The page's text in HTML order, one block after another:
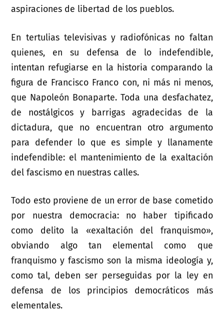
aspiraciones de libertad de los pueblos.
En tertulias televisivas y radiofónicas no faltan
quienes, en su defensa de lo indefendible,
intentan refugiarse en la historia comparando la
figura de Francisco Franco con, ni más ni menos,
que Napoleón Bonaparte. Toda una desfachatez,
de nostálgicos y barrigas agradecidas de la
dictadura, que no encuentran otro argumento
para defender lo que es simple y llanamente
indefendible: el mantenimiento de la exaltación
del fascismo en nuestras calles.
Todo esto proviene de un error de base cometido
por nuestra democracia: no haber tipificado
como delito la «exaltación del franquismo»,
obviando algo tan elemental como que
franquismo y fascismo son la misma ideología y,
como tal, deben ser perseguidas por la ley en
defensa de los principios democráticos más
elementales.